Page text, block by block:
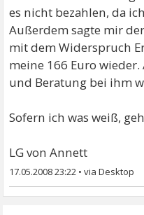
es nicht bezahlen, da
Außerdem sagte mir
mit dem Widerspruch
meine 166 Euro
und Beratung bei ihm
Sofern ich was weiß,
LG von Annett
17.05.2008 23:22 •